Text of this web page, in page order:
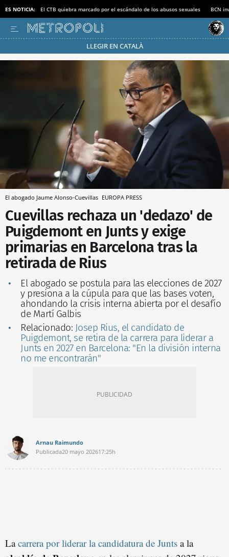
ES NOTICIA: El CTB quiebra marcado por el escándalo de los abusos sexuales BCN
LLEGIR EN CATALÀ
Pásate al MODO AHORRO
El abogado Jaume Alonso-Cuevillas EUROPA PRESS
Cuevillas rechaza un 'dedazo' de
Puigdemont en Junts y exige
primarias en Barcelona tras la
retirada de Rius
El abogado se postula para las elecciones de 2027
y presiona a la cúpula para que las bases voten,
ahondando la crisis interna abierta por el desafío
de Martí Galbis
Relacionado: Josep Rius, el candidato de
Puigdemont, se retira de la carrera para liderar a
Junts en 2027 en Barcelona: "En la división interna
no me encontrarán"
Arnau Raimundo
Publicada20 mayo 202617:25h
Lacarrera por liderar la candidatura de Junts a la